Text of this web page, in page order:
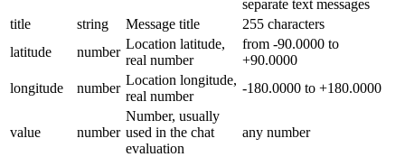
separate text messages
title
string Message title
255 characters
latitude
number
Location latitude,
real number
from -90.0000 to
+90.0000
longitude
number
Location longitude,
real number
-180.0000 to +180.0000
value number
Number, usually
used in the chat
evaluation
any number